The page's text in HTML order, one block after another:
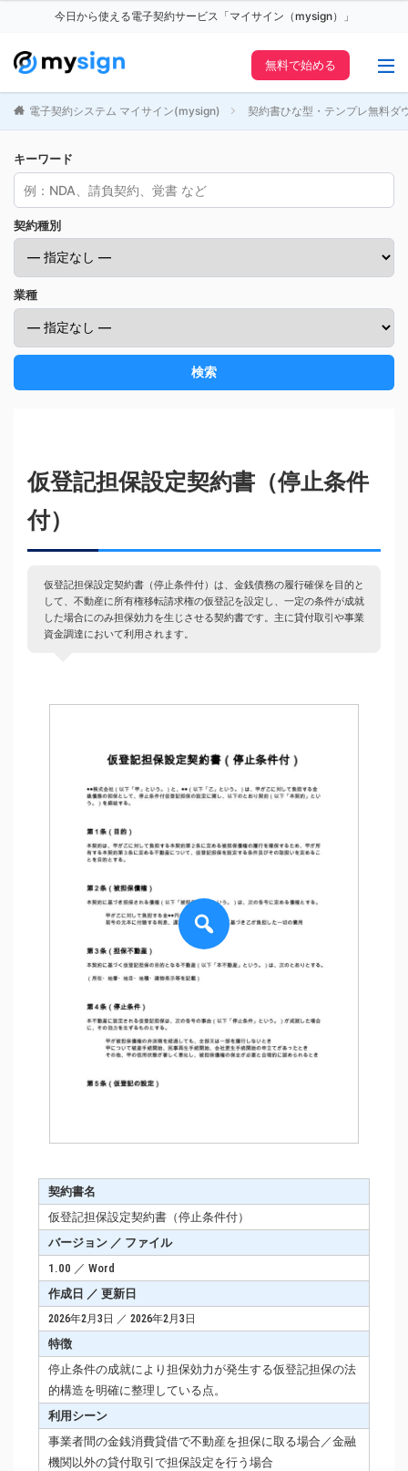
今日から使える電子契約サービス「マイサイン（mysign）」
無料で始める
電子契約システム マイサイン(mysign) 契約書ひな型・テンプレ無料ダ
キーワード
契約種別
業種
検索
仮登記担保設定契約書（停止条件
付）
仮登記担保設定契約書（停止条件付）は、金銭債務の履行確保を目的と
して、不動産に所有権移転請求権の仮登記を設定し、一定の条件が成就
した場合にのみ担保効力を生じさせる契約書です。主に貸付取引や事業
資金調達において利用されます。
契約書名
仮登記担保設定契約書（停止条件付）
バージョン ／ ファイル
1.00 ／ Word
作成日 ／ 更新日
2026年2月3日 ／ 2026年2月3日
特徴
停止条件の成就により担保効力が発生する仮登記担保の法
的構造を明確に整理している点。
利用シーン
事業者間の金銭消費貸借で不動産を担保に取る場合／金融
機関以外の貸付取引で担保設定を行う場合